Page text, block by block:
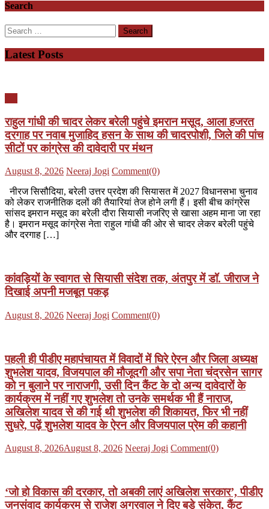
Search
Search
for:
Latest Posts
राहुल गांधी की चादर लेकर बरेली पहुंचे इमरान मसूद, आला हजरत
दरगाह पर नवाब मुजाहिद हसन के साथ की चादरपोशी, जिले की पांच
सीटों पर कांग्रेस की दावेदारी पर मंथन
Posted
August 8, 2026 Author
Neeraj Jogi Comment(0)
नीरज सिसौदिया, बरेली उत्तर प्रदेश की सियासत में 2027 विधानसभा चुनाव
को लेकर राजनीतिक दलों की तैयारियां तेज होने लगी हैं। इसी बीच कांग्रेस
सांसद इमरान मसूद का बरेली दौरा सियासी नजरिए से खासा अहम माना जा रहा
है। इमरान मसूद कांग्रेस नेता राहुल गांधी की ओर से चादर लेकर बरेली पहुंचे
और दरगाह […]
कांवड़ियों के स्वागत से सियासी संदेश तक, अंतपुर में डॉ. जीराज ने
दिखाई अपनी मजबूत पकड़
Posted
August 8, 2026 Author
Neeraj Jogi Comment(0)
पहली ही पीडीए महापंचायत में विवादों में घिरे ऐरन और जिला अध्यक्ष
शुभलेश यादव, विजयपाल की मौजूदगी और सपा नेता चंद्रसेन सागर
को न बुलाने पर नाराजगी, उसी दिन कैंट के दो अन्य दावेदारों के
कार्यक्रम में नहीं गए शुभलेश तो उनके समर्थक भी हैं नाराज,
अखिलेश यादव से की गई थी शुभलेश की शिकायत, फिर भी नहीं
सुधरे, पढ़ें शुभलेश यादव के ऐरन और विजयपाल प्रेम की कहानी
Posted
August 8, 2026August 8, 2026 Author
Neeraj Jogi Comment(0)
‘जो हो विकास की दरकार, तो अबकी लाएं अखिलेश सरकार’, पीडीए
जनसंवाद कार्यक्रम से राजेश अग्रवाल ने दिए बड़े संकेत, कैंट